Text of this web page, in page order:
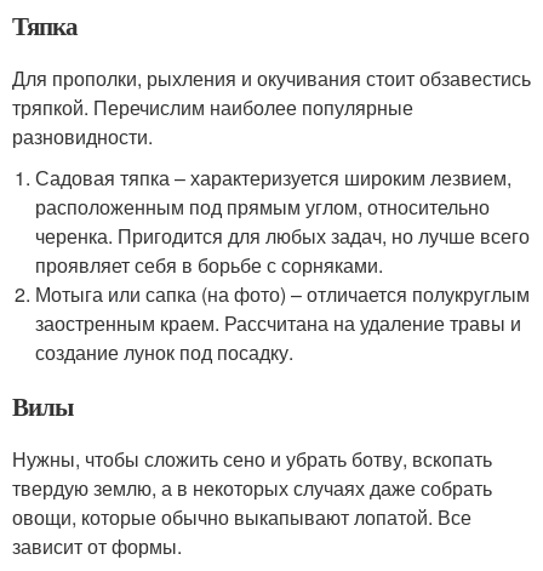
Тяпка
Для прополки, рыхления и окучивания стоит обзавестись
тряпкой. Перечислим наиболее популярные
разновидности.
Садовая тяпка – характеризуется широким лезвием,
расположенным под прямым углом, относительно
черенка. Пригодится для любых задач, но лучше всего
проявляет себя в борьбе с сорняками.
Мотыга или сапка (на фото) – отличается полукруглым
заостренным краем. Рассчитана на удаление травы и
создание лунок под посадку.
Вилы
Нужны, чтобы сложить сено и убрать ботву, вскопать
твердую землю, а в некоторых случаях даже собрать
овощи, которые обычно выкапывают лопатой. Все
зависит от формы.